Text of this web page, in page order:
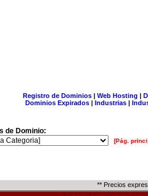
Registro de Dominios| Web Hosting |
Dominios Expirados | Industrias |
de Dominio:
[Pág.
** Precios